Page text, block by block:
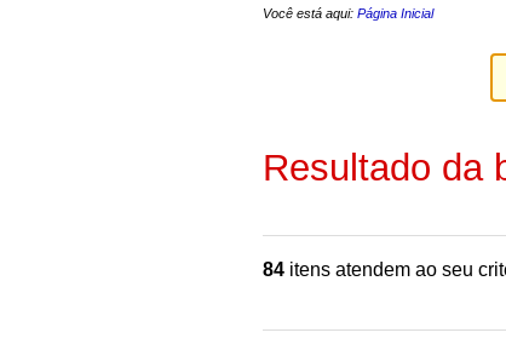
Você está aqui: Página Inicial
Resultado da
84 itens atendem ao seu